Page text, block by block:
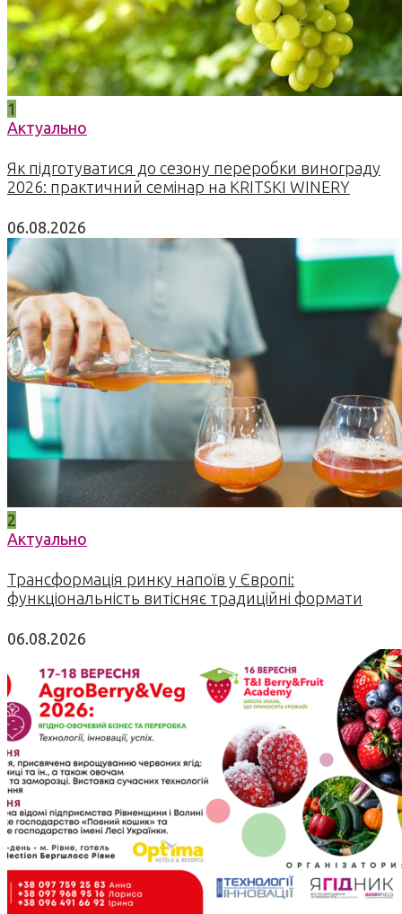
1
Актуально
Як підготуватися до сезону переробки винограду
2026: практичний семінар на KRITSKI WINERY
06.08.2026
2
Актуально
Трансформація ринку напоїв у Європі:
функціональність витісняє традиційні формати
06.08.2026